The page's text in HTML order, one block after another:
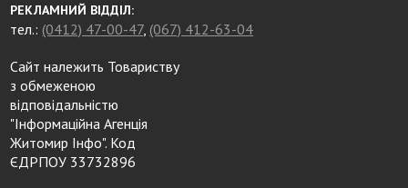
РЕКЛАМНИЙ ВІДДІЛ:
тел.: (0412) 47-00-47, (067) 412-63-04
Сайт належить Товариству
з обмеженою
відповідальністю
"Інформаційна Агенція
Житомир Інфо". Код
ЄДРПОУ 33732896